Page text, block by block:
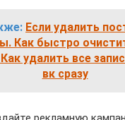
Если удалить
Как быстро
удалить все
вк сразу